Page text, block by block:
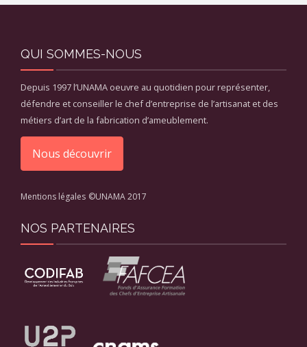
QUI SOMMES-NOUS
Depuis 1997 l’UNAMA oeuvre au quotidien pour représenter,
défendre et conseiller le chef d’entreprise de l’artisanat et des
métiers d’art de la fabrication d’ameublement.
Nous découvrir
Mentions légales ©UNAMA 2017
NOS PARTENAIRES